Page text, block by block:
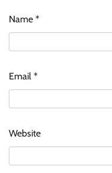
Name *
Email *
Website